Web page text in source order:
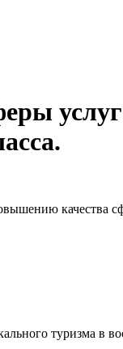
качества
туризма в